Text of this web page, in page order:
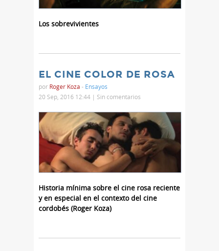
Los sobrevivientes
EL CINE COLOR DE ROSA
por Roger Koza - Ensayos
20 Sep, 2016 12:44 | Sin comentarios
Historia mínima sobre el cine rosa reciente
y en especial en el contexto del cine
cordobés (Roger Koza)